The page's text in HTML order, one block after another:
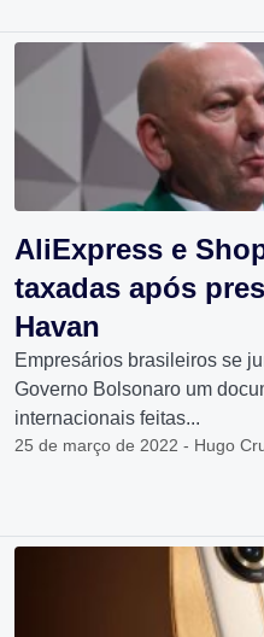
AliExpress e
taxadas após
Havan
Empresários brasileiros se
Governo Bolsonaro um
internacionais feitas...
25 de março de 2022 - Hugo